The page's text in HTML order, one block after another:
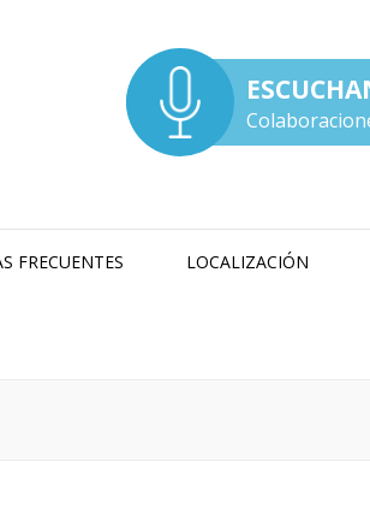
FRECUENTES LOCALIZACIÓN